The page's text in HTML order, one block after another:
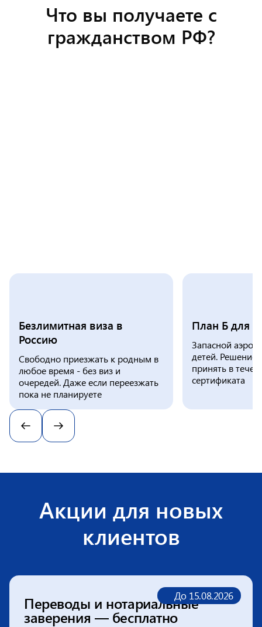
Что вы получаете с
гражданством РФ?
Безлимитная виза в
Россию
Свободно приезжать к родным в
любое время - без виз и
очередей. Даже если переезжать
пока не планируете
План Б для
Запасной
детей. Решение
принять в
сертификата
Акции для новых
клиентов
До 15.08.2026
Переводы и нотариальные
заверения — бесплатно